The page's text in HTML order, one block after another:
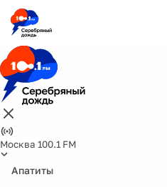
Москва 100.1 FM
Апатиты